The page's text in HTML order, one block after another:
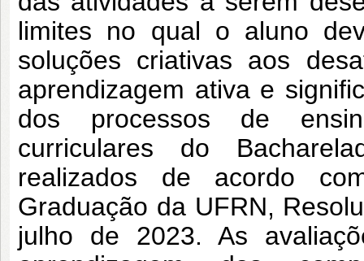
limites no qual o aluno
soluções criativas aos
aprendizagem ativa e
dos processos de
curriculares do
realizados de acordo
Graduação da UFRN,
julho de 2023. As